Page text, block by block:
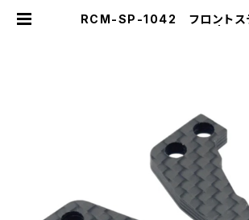
RCM-SP-1042 フロントス